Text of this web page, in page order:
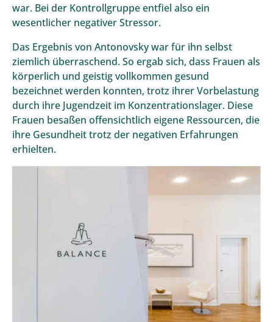
war. Bei der Kontrollgruppe entfiel also ein
wesentlicher negativer Stressor.
Das Ergebnis von Antonovsky war für ihn selbst
ziemlich überraschend. So ergab sich, dass Frauen als
körperlich und geistig vollkommen gesund
bezeichnet werden konnten, trotz ihrer Vorbelastung
durch ihre Jugendzeit im Konzentrationslager. Diese
Frauen besaßen offensichtlich eigene Ressourcen, die
ihre Gesundheit trotz der negativen Erfahrungen
erhielten.